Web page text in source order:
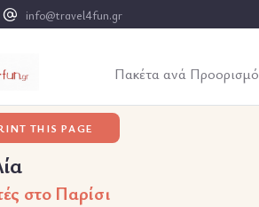
info@travel4fun.gr
Πακέτα ανά Προορισμό
THIS PAGE
στο Παρίσι